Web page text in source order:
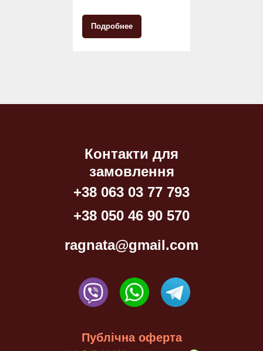
Подробнее
Контакти для
замовлення
+38 063 03 77 793
+38 050 46 90 570
ragnata@gmail.com
Публічна оферта